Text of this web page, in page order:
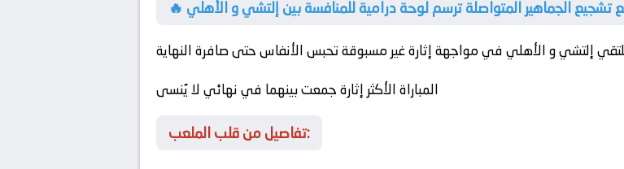
تشجيع الجماهير المتواصلة ترسم لوحة درامية للمنافسة بين إلتشي و الأهلي
إلتشيوالأهلي
المباراة الأكثر إثارة جمعت بينهما في نهائي لا يُنسى
تفاصيل من قلب الملعب: